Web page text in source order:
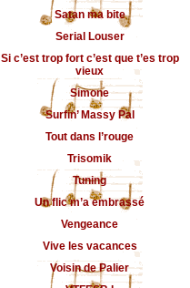
Satan ma bite
Serial Louser
Si c’est trop fort c’est que t’es trop
vieux
Simone
Surfin’ Massy Pal
Tout dans l’rouge
Trisomik
Tuning
Un flic m’a embrassé
Vengeance
Vive les vacances
Voisin de Palier